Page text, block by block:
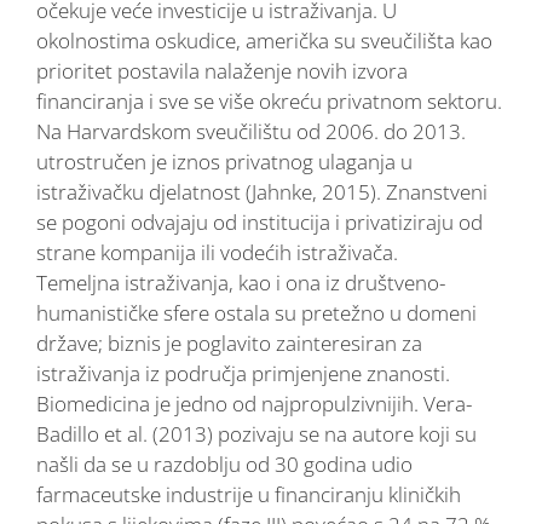
očekuje veće investicije u istraživanja. U
okolnostima oskudice, američka su sveučilišta kao
prioritet postavila nalaženje novih izvora
financiranja i sve se više okreću privatnom sektoru.
Na Harvardskom sveučilištu od 2006. do 2013.
utrostručen je iznos privatnog ulaganja u
istraživačku djelatnost (Jahnke, 2015). Znanstveni
se pogoni odvajaju od institucija i privatiziraju od
strane kompanija ili vodećih istraživača.
Temeljna istraživanja, kao i ona iz društveno-
humanističke sfere ostala su pretežno u domeni
države; biznis je poglavito zainteresiran za
istraživanja iz područja primjenjene znanosti.
Biomedicina je jedno od najpropulzivnijih. Vera-
Badillo et al. (2013) pozivaju se na autore koji su
našli da se u razdoblju od 30 godina udio
farmaceutske industrije u financiranju kliničkih